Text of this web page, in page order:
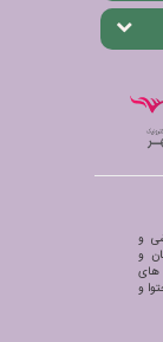
و
و
های
و